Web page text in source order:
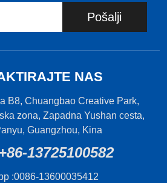
Pošalji
NAS
B8, Chuangbao Creative Park,
zona, Zapadna Yushan cesta,
Guangzhou, Kina
13725100582
:0086-13600035412